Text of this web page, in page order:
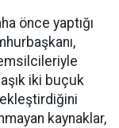
önce yaptığı
iki buçuk
kaynaklar,